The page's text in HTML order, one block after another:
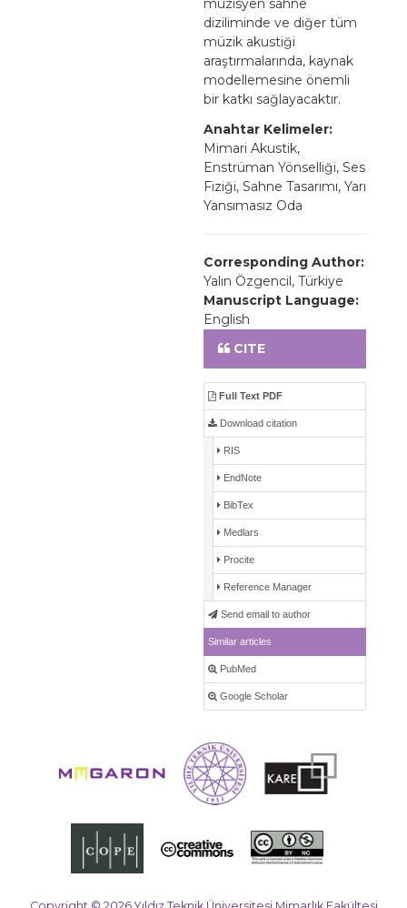
müzisyen sahne
diziliminde ve diğer tüm
müzik akustiği
araştırmalarında, kaynak
modellemesine önemli
bir katkı sağlayacaktır.
Anahtar Kelimeler:
Mimari Akustik,
Enstrüman Yönselliği, Ses
Fiziği, Sahne Tasarımı, Yarı
Yansımasız Oda
Corresponding Author:
Yalın Özgencil, Türkiye
Manuscript Language:
English
CITE
Full Text PDF
Download citation
RIS
EndNote
BibTex
Medlars
Procite
Reference Manager
Send email to author
Similar articles
PubMed
Google Scholar